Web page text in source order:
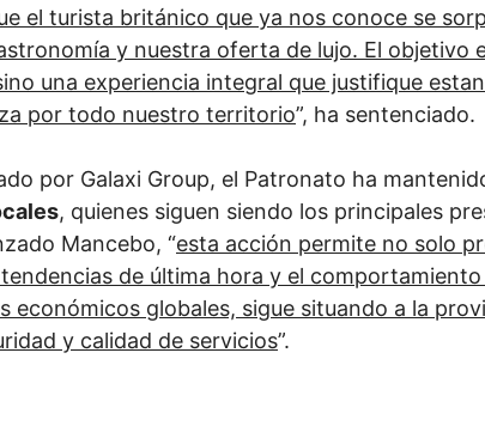
el turista británico que ya nos conoce se
y nuestra oferta de lujo. El objetivo
una experiencia integral que justifique
por todo nuestro territorio”, ha sentenciado.
por Galaxi Group, el Patronato ha
, quienes siguen siendo los principales
Mancebo, “esta acción permite no solo
de última hora y el comportamiento
económicos globales, sigue situando a la
y calidad de servicios”.